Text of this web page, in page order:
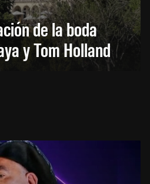
de la boda
y Tom Holland